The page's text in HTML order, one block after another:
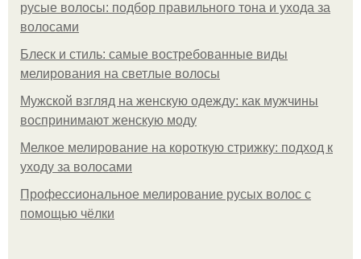
русые волосы: подбор правильного тона и ухода за
волосами
Блеск и стиль: самые востребованные виды
мелирования на светлые волосы
Мужской взгляд на женскую одежду: как мужчины
воспринимают женскую моду
Мелкое мелирование на короткую стрижку: подход к
уходу за волосами
Профессиональное мелирование русых волос с
помощью чёлки